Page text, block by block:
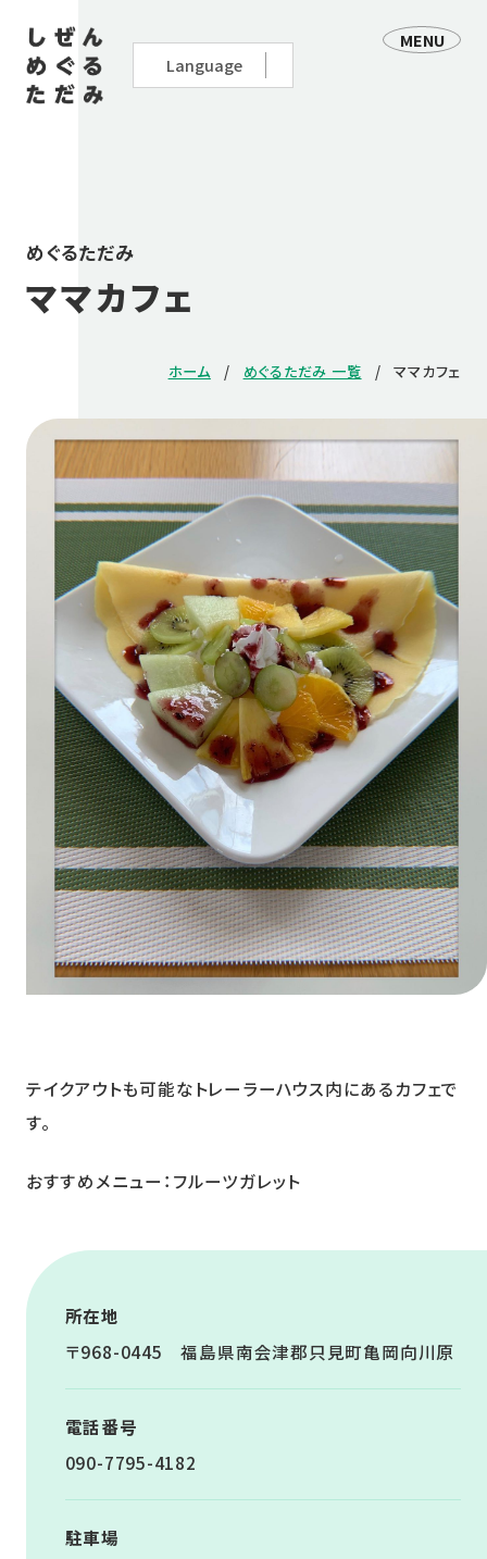
MENU
めぐるただみ
ママカフェ
ホーム めぐるただみ 一覧 ママカフェ
テイクアウトも可能なトレーラーハウス内にあるカフェで
す。
おすすめメニュー：フルーツガレット
所在地
〒968-0445 福島県南会津郡只見町亀岡向川原
電話番号
090-7795-4182
駐車場